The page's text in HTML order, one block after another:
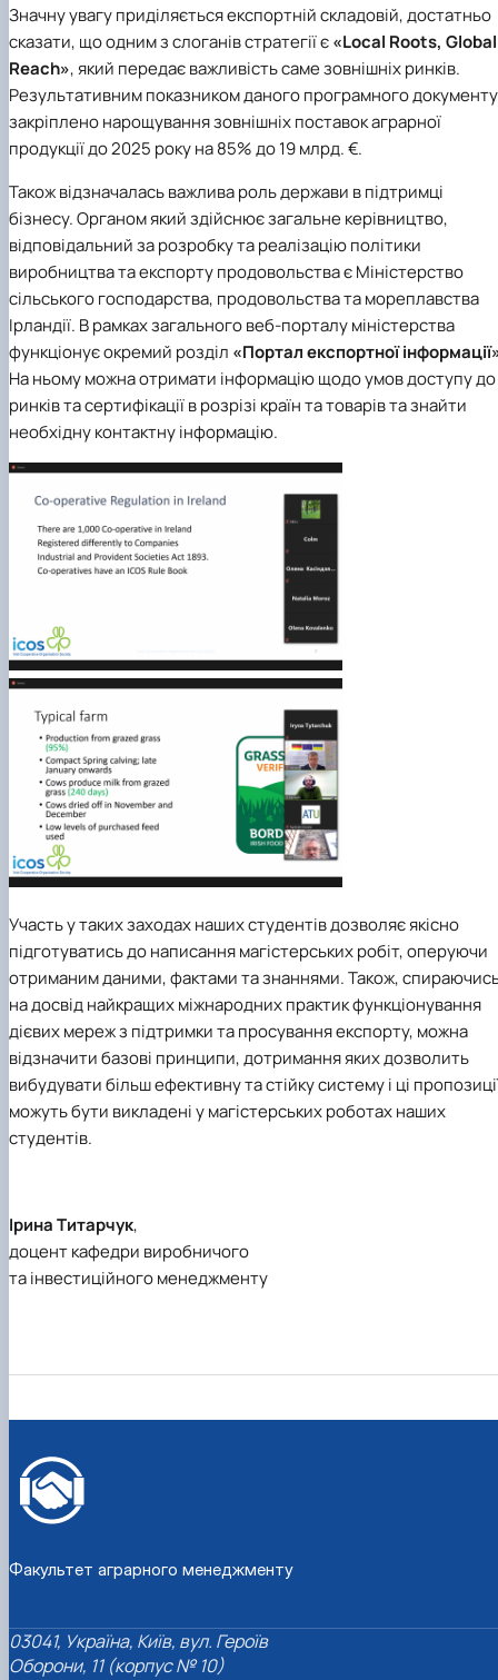
Значну увагу приділяється експортній складовій, достатньо
сказати, що одним з слоганів стратегії є«Local Roots, Global
Reach», який передає важливість саме зовнішніх ринків.
Результативним показником даного програмного документу
закріплено нарощування зовнішніх поставок аграрної
продукції до 2025 року на 85% до 19 млрд. €.
Також відзначалась важлива роль держави в підтримці
бізнесу. Органом який здійснює загальне керівництво,
відповідальний за розробку та реалізацію політики
виробництва та експорту продовольства є Міністерство
сільського господарства, продовольства та мореплавства
Ірландії. В рамках загального веб-порталу міністерства
функціонує окремий розділ «Портал експортної
На ньому можна отримати інформацію щодо умов доступу до
ринків та сертифікації в розрізі країн та товарів та знайти
необхідну контактну інформацію.
Участь у таких заходах наших студентів дозволяє якісно
підготуватись до написання магістерських робіт, оперуючи
отриманим даними, фактами та знаннями. Також,
на досвід найкращих міжнародних практик функціонування
дієвих мереж з підтримки та просування експорту, можна
відзначити базові принципи, дотримання яких дозволить
вибудувати більш ефективну та стійку систему і ці
можуть бути викладені у магістерських роботах наших
студентів.
Ірина Титарчук,
доцент кафедри виробничого
та інвестиційного менеджменту
Факультет аграрного менеджменту
03041, Україна, Київ, вул. Героїв
Оборони, 11 (корпус № 10)